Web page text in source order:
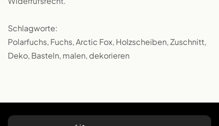
Schlagworte:
Polarfuchs, Fuchs, Arctic Fox, Holzscheiben, Zuschnitt,
Deko, Basteln, malen, dekorieren